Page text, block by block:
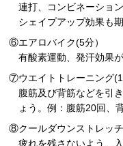
連打、コンビネーショ
シェイプアップ効果も
⑥エアロバイク(5分）
有酸素運動、発汗効果
⑦ウエイトトレーニング
腹筋及び背筋などを引
ょう。例：腹筋20回、
⑧クールダウンストレッチ
疲れを残さないよう、